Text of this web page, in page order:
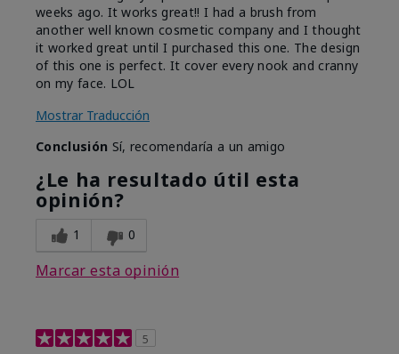
weeks ago. It works great!! I had a brush from
another well known cosmetic company and I thought
it worked great until I purchased this one. The design
of this one is perfect. It cover every nook and cranny
on my face. LOL
Mostrar Traducción
Conclusión Sí, recomendaría a un amigo
¿Le ha resultado útil esta
opinión?
1 0
Marcar esta opinión
5